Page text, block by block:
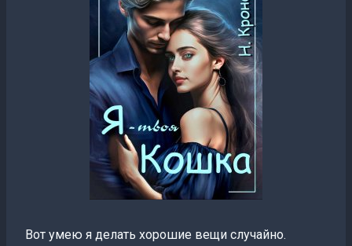
Вот умею я делать хорошие вещи случайно.